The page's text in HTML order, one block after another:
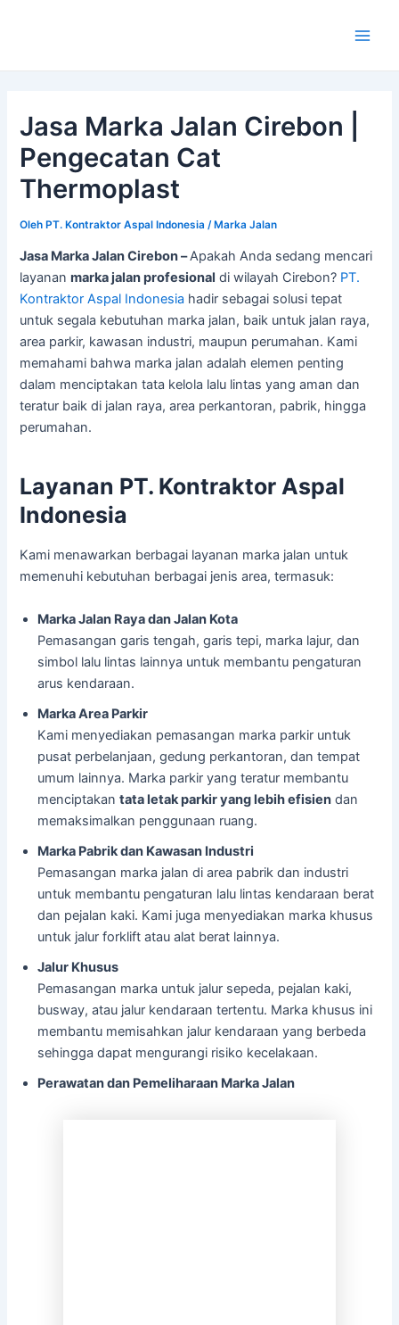
Jasa Marka Jalan Cirebon |
Pengecatan Cat
Thermoplast
OlehPT. Kontraktor Aspal Indonesia /Marka Jalan
Jasa Marka Jalan Cirebon –Apakah Anda sedang mencari
layananmarka jalan profesional di wilayah Cirebon? PT.
Kontraktor Aspal Indonesia hadir sebagai solusi tepat
untuk segala kebutuhan marka jalan, baik untuk jalan raya,
area parkir, kawasan industri, maupun perumahan. Kami
memahami bahwa marka jalan adalah elemen penting
dalam menciptakan tata kelola lalu lintas yang aman dan
teratur baik di jalan raya, area perkantoran, pabrik, hingga
perumahan.
Layanan PT. Kontraktor Aspal
Indonesia
Kami menawarkan berbagai layanan marka jalan untuk
memenuhi kebutuhan berbagai jenis area, termasuk:
Marka Jalan Raya dan Jalan Kota
Pemasangan garis tengah, garis tepi, marka lajur, dan
simbol lalu lintas lainnya untuk membantu pengaturan
arus kendaraan.
Marka Area Parkir
Kami menyediakan pemasangan marka parkir untuk
pusat perbelanjaan, gedung perkantoran, dan tempat
umum lainnya. Marka parkir yang teratur membantu
menciptakantata letak parkir yang lebih efisien dan
memaksimalkan penggunaan ruang.
Marka Pabrik dan Kawasan Industri
Pemasangan marka jalan di area pabrik dan industri
untuk membantu pengaturan lalu lintas kendaraan berat
dan pejalan kaki. Kami juga menyediakan marka khusus
untuk jalur forklift atau alat berat lainnya.
Jalur Khusus
Pemasangan marka untuk jalur sepeda, pejalan kaki,
busway, atau jalur kendaraan tertentu. Marka khusus ini
membantu memisahkan jalur kendaraan yang berbeda
sehingga dapat mengurangi risiko kecelakaan.
Perawatan dan Pemeliharaan Marka Jalan